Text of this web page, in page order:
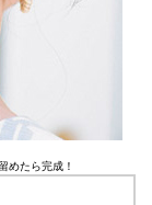
めたら完成！